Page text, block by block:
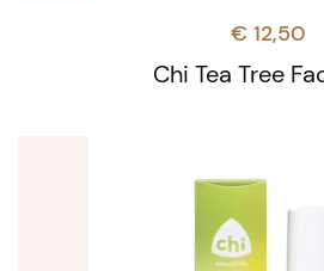
Chi Tea Tree
€ 12,50